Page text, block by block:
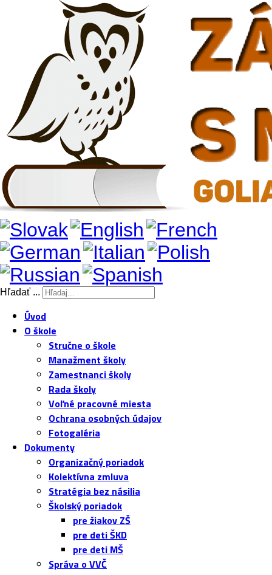
Hľadať ...
Úvod
O škole
Stručne o škole
Manažment školy
Zamestnanci školy
Rada školy
Voľné pracovné miesta
Ochrana osobných údajov
Fotogaléria
Dokumenty
Organizačný poriadok
Kolektívna zmluva
Stratégia bez násilia
Školský poriadok
pre žiakov ZŠ
pre deti ŠKD
pre deti MŠ
Správa o VVČ